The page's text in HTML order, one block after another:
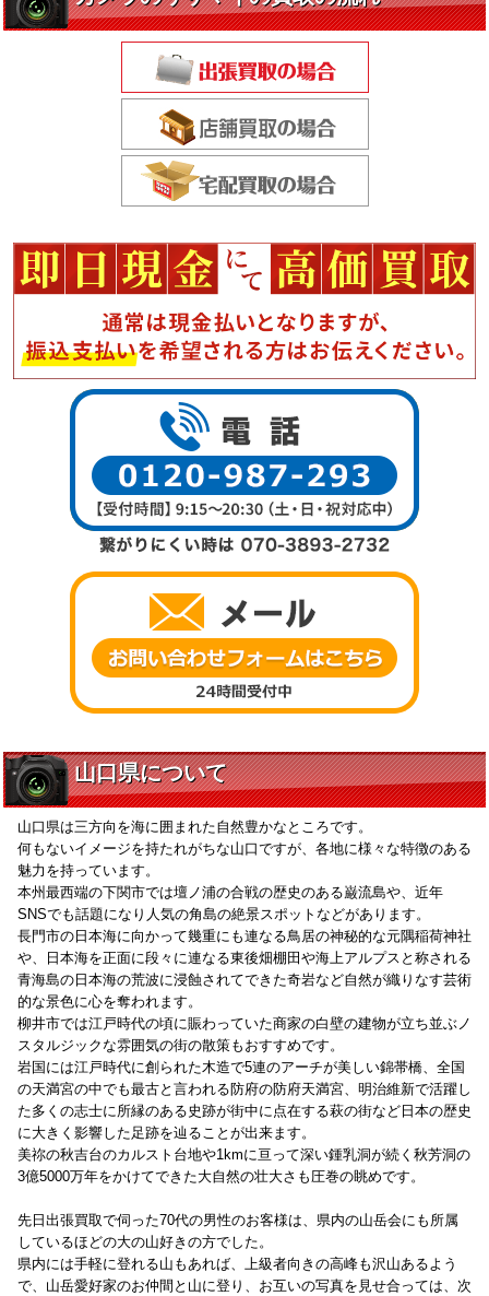
山口県について
山口県は三方向を海に囲まれた自然豊かなところです。
何もないイメージを持たれがちな山口ですが、各地に様々な特徴のある
魅力を持っています。
本州最西端の下関市では壇ノ浦の合戦の歴史のある巌流島や、近年
SNSでも話題になり人気の角島の絶景スポットなどがあります。
長門市の日本海に向かって幾重にも連なる鳥居の神秘的な元隅稲荷神社
や、日本海を正面に段々に連なる東後畑棚田や海上アルプスと称される
青海島の日本海の荒波に浸蝕されてできた奇岩など自然が織りなす芸術
的な景色に心を奪われます。
柳井市では江戸時代の頃に賑わっていた商家の白壁の建物が立ち並ぶノ
スタルジックな雰囲気の街の散策もおすすめです。
岩国には江戸時代に創られた木造で5連のアーチが美しい錦帯橋、全国
の天満宮の中でも最古と言われる防府の防府天満宮、明治維新で活躍し
た多くの志士に所縁のある史跡が街中に点在する萩の街など日本の歴史
に大きく影響した足跡を辿ることが出来ます。
美祢の秋吉台のカルスト台地や1kmに亘って深い鍾乳洞が続く秋芳洞の
3億5000万年をかけてできた大自然の壮大さも圧巻の眺めです。
先日出張買取で伺った70代の男性のお客様は、県内の山岳会にも所属
しているほどの大の山好きの方でした。
県内には手軽に登れる山もあれば、上級者向きの高峰も沢山あるよう
で、山岳愛好家のお仲間と山に登り、お互いの写真を見せ合っては、次